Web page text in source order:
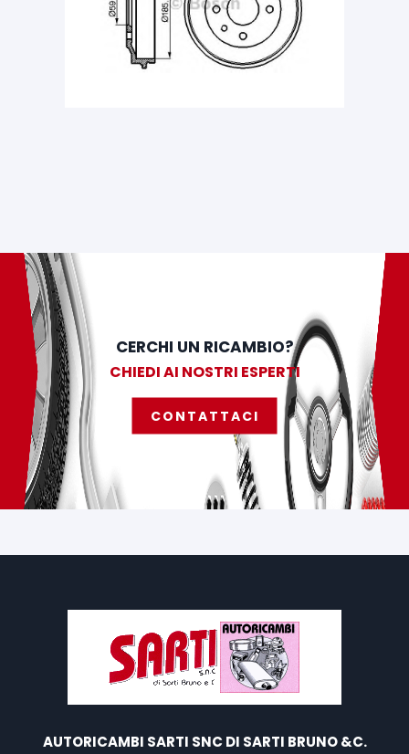
CERCHI UN RICAMBIO?
CHIEDI AI NOSTRI ESPERTI
CONTATTACI
AUTORICAMBI SARTI SNC DI SARTI BRUNO &C.